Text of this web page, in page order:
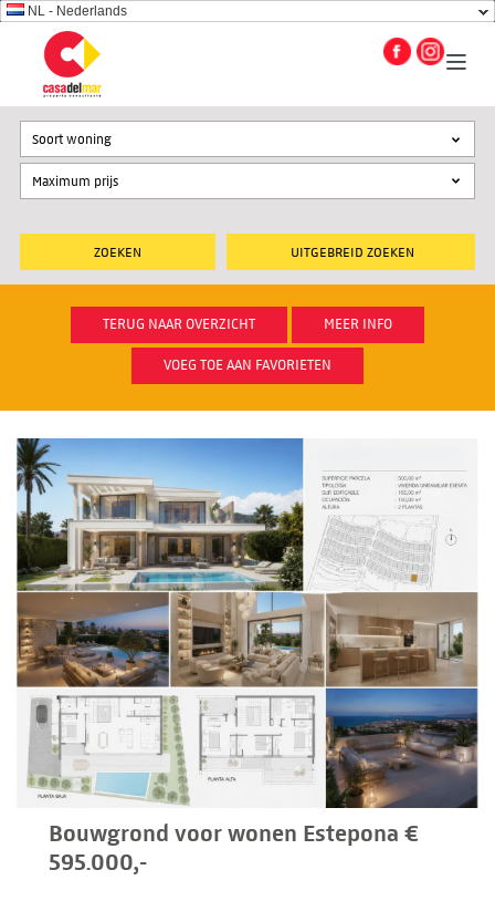
NL - Nederlands
UITGEBREID ZOEKEN
Soort woning
TERUG NAAR OVERZICHT MEER INFO
VOEG TOE AAN FAVORIETEN
Bouwgrond voor wonen Estepona €
595.000,-